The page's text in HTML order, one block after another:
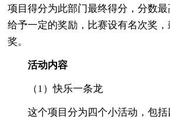
项目得分为此部门最终得分，分数
给予一定的奖励，比赛设有名次奖
奖。
活动内容
（1）快乐一条龙
这个项目分为四个小活动，包括